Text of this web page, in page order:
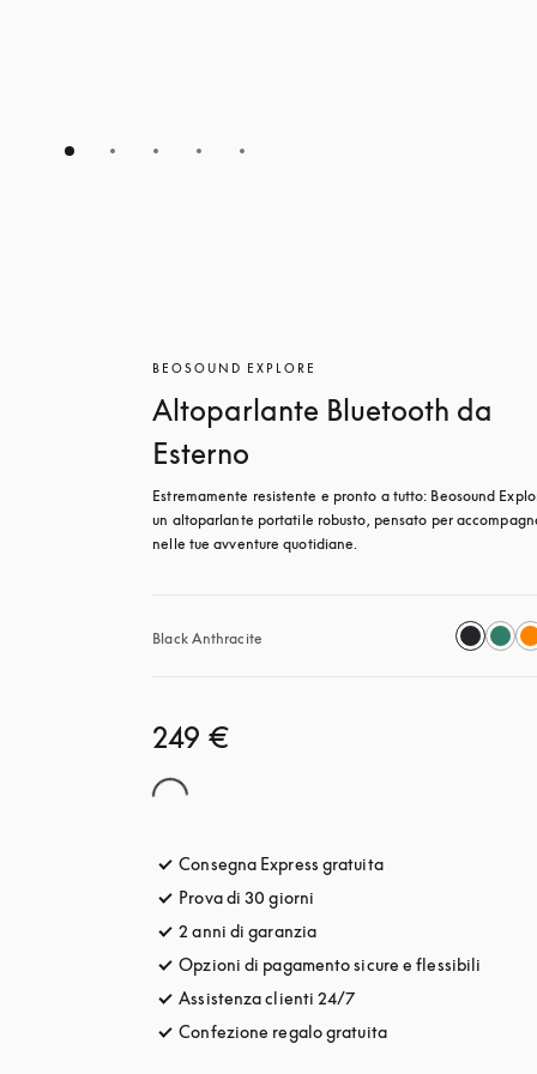
BEOSOUND EXPLORE
Altoparlante Bluetooth da
Esterno
Estremamente resistente e pronto a tutto: Beosound
un altoparlante portatile robusto, pensato per
nelle tue avventure quotidiane.
Black Anthracite
249 €
Consegna Express gratuitasi apre in una nuova
Prova di 30 giorni
2 anni di garanzia
Opzioni di pagamento sicure e flessibili
Assistenza clienti 24/7
Confezione regalo gratuitasi apre in una